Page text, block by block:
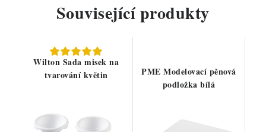
Související produkty
Wilton Sada misek na
tvarování květin
PME Modelovací pěnová
podložka bílá